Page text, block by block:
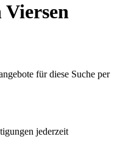
Viersen
für diese Suche per
jederzeit